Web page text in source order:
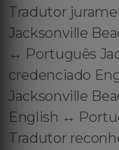
Tradutor
Jacksonville
↔️ Português
credenciado
Jacksonville
English ↔️
Tradutor